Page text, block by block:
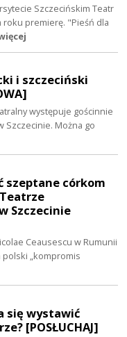
Szczecińskim Teatr
roku premierę. "Pieśń dla
i szczeciński
występuje gościnnie
Szczecinie. Można go
szeptane córkom
Szczecinie
Ceausescu w Rumunii
polski „kompromis
się wystawić
[POSŁUCHAJ]